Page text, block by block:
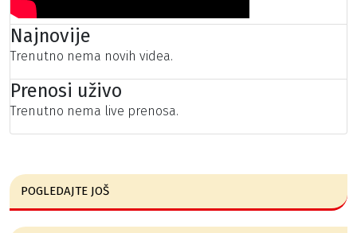
Najnovije
Trenutno nema novih videa.
Prenosi uživo
Trenutno nema live prenosa.
POGLEDAJTE JOŠ